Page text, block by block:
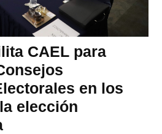
CAEL para
en los
elección